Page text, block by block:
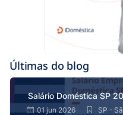
Últimas do blog
Salário Doméstica SP
01 jun 2026 SP -